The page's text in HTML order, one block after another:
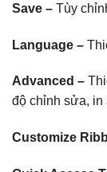
Save – Tùy
Language –
Advanced –
độ chỉnh sửa,
Customize